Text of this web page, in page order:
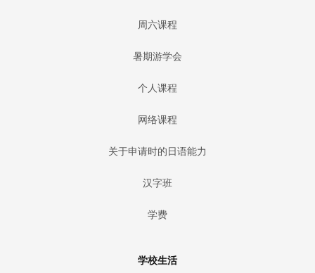
周六课程
暑期游学会
个人课程
网络课程
关于申请时的日语能力
汉字班
学费
学校生活